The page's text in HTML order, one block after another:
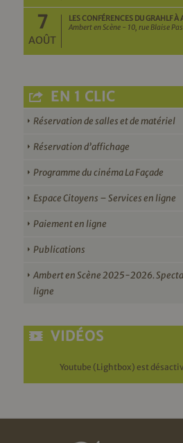
7
AOÛT
LES CONFÉRENCES DU GRAHLF À
Ambert en Scène - 10, rue Blaise
EN 1 CLIC
Réservation de salles et de matériel
Réservation d’affichage
Programme du cinéma La Façade
Espace Citoyens – Services en ligne
Paiement en ligne
Publications
Ambert en Scène 2025-2026.
ligne
VIDÉOS
Youtube (Lightbox) est